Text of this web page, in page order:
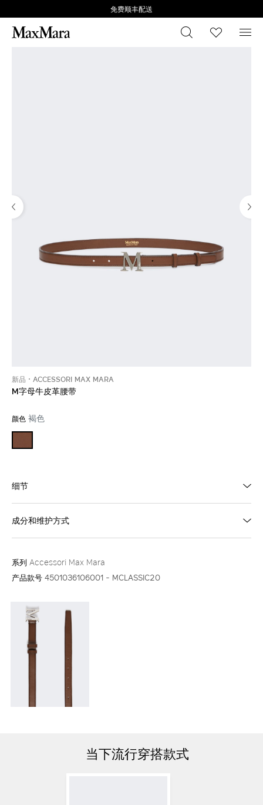
免费顺丰配送
搜索 心愿清
菜
新品 ACCESSORI MAX MARA
M字母牛皮革腰带
颜色 褐色
细节
成分和维护方式
系列 Accessori Max Mara
产品款号 4501036106001 - MCLASSIC20
当下流行穿搭款式